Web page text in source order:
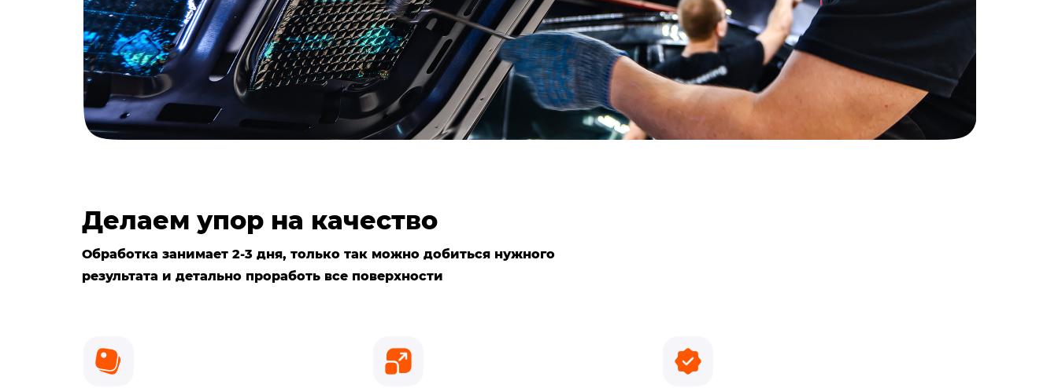
Делаем упор на качество
Обработка занимает 2-3 дня, только так можно добиться нужного
результата и детально проработь все поверхности